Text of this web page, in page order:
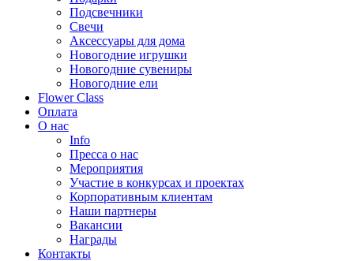
Подсвечники
Свечи
Аксессуары для дома
Новогодние игрушки
Новогодние сувениры
Новогодние ели
Flower Class
Оплата
О нас
Info
Пресса о нас
Мероприятия
Участие в конкурсах и проектах
Корпоративным клиентам
Наши партнеры
Вакансии
Награды
Контакты